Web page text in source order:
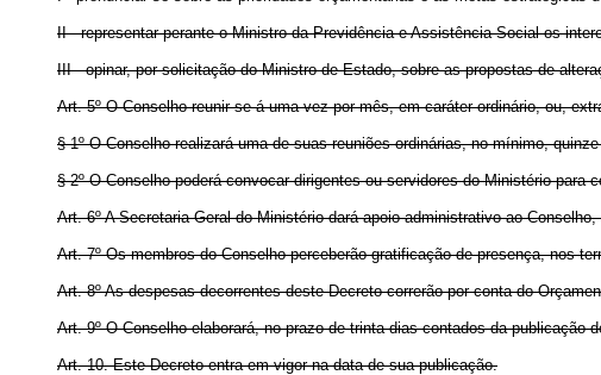
II - representar perante o Ministro da Previdência e Assistência Social os
III - opinar, por solicitação do Ministro de Estado, sobre as propostas de
Art. 5º O Conselho reunir-se-á uma vez por mês, em caráter ordinário, ou,
§ 1º O Conselho realizará uma de suas reuniões ordinárias, no mínimo,
§ 2º O Conselho poderá convocar dirigentes ou servidores do Ministério
Art. 6º A Secretaria Geral do Ministério dará apoio administrativo ao
Art. 7º Os membros do Conselho perceberão gratificação de presença, nos
Art. 8º As despesas decorrentes deste Decreto correrão por conta do
Art. 9º O Conselho elaborará, no prazo de trinta dias contados da
Art. 10. Este Decreto entra em vigor na data de sua publicação.